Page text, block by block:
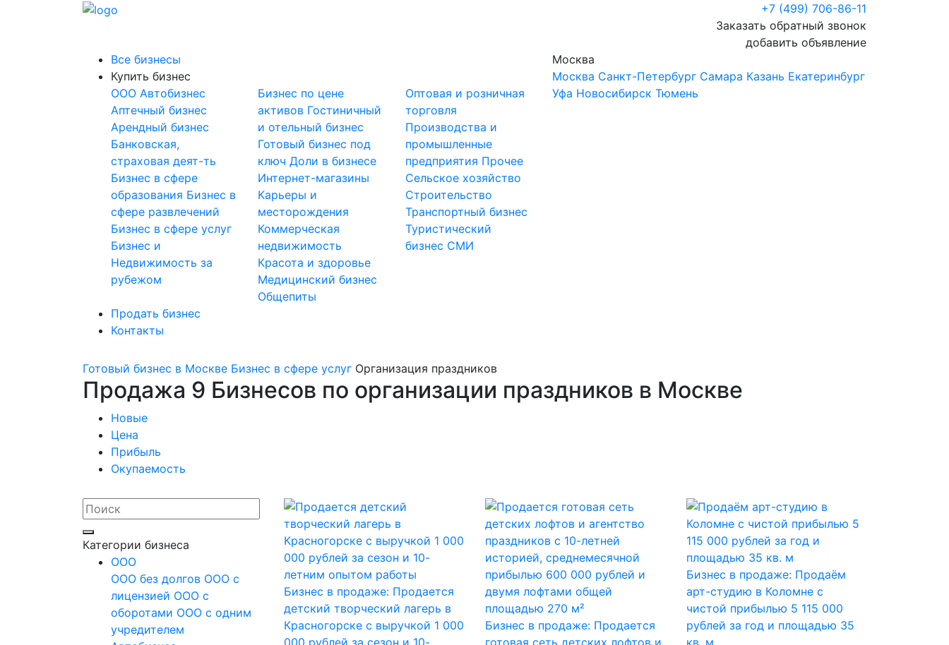
+7 (499) 706-86-11
Заказать обратный звонок
добавить объявление
Все бизнесы
Купить бизнес
OOO Автобизнес
Аптечный бизнес
Арендный бизнес
Банковская,
страховая деят-ть
Бизнес в сфере
образования Бизнес в
сфере развлечений
Бизнес в сфере услуг
Бизнес и
Недвижимость за
рубежом
Бизнес по цене
активов Гостиничный
и отельный бизнес
Готовый бизнес под
ключДоли в бизнесе
Интернет-магазины
Карьеры и
месторождения
Коммерческая
недвижимость
Красота и здоровье
Медицинский бизнес
Общепиты
Оптовая и розничная
торговля
Производства и
промышленные
предприятия Прочее
Сельское хозяйство
Строительство
Транспортный бизнес
Туристический
бизнес СМИ
Продать бизнес
Контакты
Москва
Москва Санкт-Петербург Самара Казань Екатеринбург
Уфа Новосибирск Тюмень
Готовый бизнес в Москве Бизнес в сфере услуг Организация праздников
Продажа 9 Бизнесов по организации праздников в Москве
Новые
Цена
Прибыль
Окупаемость
Категории бизнеса
OOO
ООО без долгов ООО с
лицензией ООО с
оборотами ООО с одним
учредителем
Бизнес в продаже: Продается
детский творческий лагерь в
Красногорске с выручкой 1 000
000 рублей за сезон и 10-
Бизнес в продаже: Продается
готовая сеть детских лофтов и
Бизнес в продаже: Продаём
арт-студию в Коломне с
чистой прибылью 5 115 000
рублей за год и площадью 35
кв. м